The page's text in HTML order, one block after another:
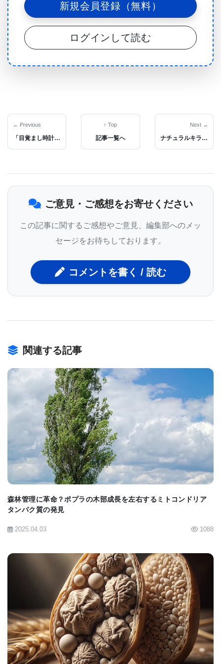
DNAに存在し、遺伝子発現を修飾する化学“タグ”を
子孫が継承する遺伝―が動物よりも植物においては
るかに多く存在するということでした。」と、コー
ルド・スプリング・ハーバー研究所(CSHL)の教授お
ティエンセン博士と研究チームは、これらのエピジ
ェネティック・メカニズムを介するゲノム再プログ
に受け継がれていることを証明した。
配達することから、“ナース細胞”とも呼ばれてい
る。胚細胞内のDNAは2つの全く異なる状態で存在す
の状態ではDNAがそれほど密集していないため、遺
がアクセス可能であるため、様々な化学基（一般的
なのはメチルおよびアセチルの２つ）によって修復
される。これらはDNA上の特定の位置に付着する傾
向がある。例えばメチルグループが、遺伝子を含む
特定のDNAの一配列に付着した場合、遺伝子発現機
関によるこの遺伝子へのアクセスは妨げられる。結
果、遺伝子の発現自体も妨げられるのである。
植物花粉粒DNA修飾の研究をさらに深めるため、マ
ーティエンセン博士と研究チームはメチル基と呼ば
なる発達ステージの花粉粒を分けて見たところメチ
ル基のDNAへの付着には特徴的なパターンがあるこ
とが判明した。またそれに伴い低分子RNAの蓄積も
あり、これはサイレンシングに関わる2クラスの低分
子干渉RNA (siRNAs)を含む。これらの低分子siRNA
はメチル化する場所へのガイドとして機能し、遺伝
子発現を抑制するのである。
新規会員登録（無料）
ログインして読む
← Previous
「目覚まし時計」遺伝子同定
↑ Top
記事一覧へ
Next →
ナチュラルキラー細胞が肺がん感受性の多様性のカギとなるようだ
ご意見・ご感想をお寄せください
この記事に関するご感想やご意見、編集部へのメッ
セージをお待ちしております。
コメントを書く / 読む
関連する記事
BIOMARKET JP
森林管理に革命？ポプラの木部成長を左右するミトコンドリア
タンパク質の発見
2025.04.03 1088
BIOMARKET JP